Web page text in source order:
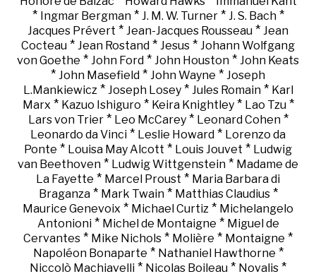
* Ingmar Bergman* J. M. W. Turner* J. S. Bach*
Jacques Prévert * Jean-Jacques Rousseau * Jean
Cocteau * Jean Rostand * Jesus * Johann Wolfgang
von Goethe * John Ford * John Houston * John Keats
* John Masefield * John Wayne * Joseph
L.Mankiewicz* Joseph Losey* Jules Romain* Karl
Marx * Kazuo Ishiguro * Keira Knightley* Lao Tzu*
Lars von Trier* Leo McCarey* Leonard Cohen*
Leonardo da Vinci * Leslie Howard * Lorenzo da
Ponte * Louisa May Alcott * Louis Jouvet * Ludwig
van Beethoven * Ludwig Wittgenstein * Madame de
La Fayette * Marcel Proust * Maria Barbara di
Braganza* Mark Twain* Matthias Claudius*
Maurice Genevoix * Michael Curtiz * Michelangelo
Antonioni* Michel de Montaigne * Miguel de
Cervantes * Mike Nichols * Molière * Montaigne *
Napoléon Bonaparte * Nathaniel Hawthorne *
Niccolò Machiavelli * Nicolas Boileau * Novalis *